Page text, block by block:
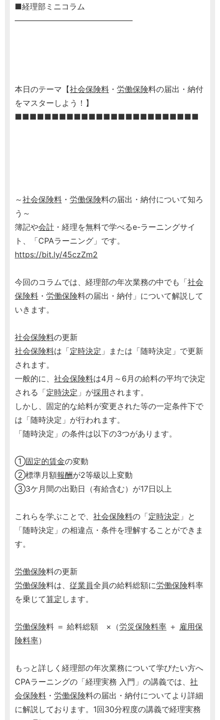
■経理部ミニコラム
―――――――――――――――
本日のテーマ【社会保険料 ・ 労働保険料の届出・納付
をマスターしよう！】
■■■■■■■■■■■■■■■■■■■■■■■■■
～社会保険料 ・ 労働保険料の届出・納付について知ろ
う～
簿記や会計 ・経理を無料で学べるe-ラーニングサイ
ト、「CPAラーニング」です。
https://bit.ly/45czZm2
今回のコラムでは、経理部の年次業務の中でも「社会
保険料 ・ 労働保険料の届出・納付」について解説して
いきます。
社会保険料の更新
社会保険料は「定時決定 」または「随時決定」で更新
されます。
一般的に、 社会保険料は4月～6月の給料の平均で決定
される「定時決定 」が採用されます。
しかし、固定的な給料が変更された等の一定条件下で
は「随時決定」が行われます。
「随時決定」の条件は以下の3つがあります。
①固定的賃金の変動
②標準月額報酬が2等級以上変動
③3ケ月間の出勤日（有給含む）が17日以上
これらを学ぶことで、 社会保険料の「定時決定 」と
「随時決定」の相違点・条件を理解することができま
す。
労働保険料の更新
労働保険料は、 従業員全員の給料総額に労働保険料率
を乗じて算定 します。
労働保険料 ＝ 給料総額 ×（労災保険料率 ＋ 雇用保
険料率）
もっと詳しく経理部の年次業務について学びたい方へ
CPAラーニングの「経理実務 入門」の講義では、 社
会保険料 ・ 労働保険料の届出・納付についてより詳細
に解説しております。1回30分程度の講義で経理実務